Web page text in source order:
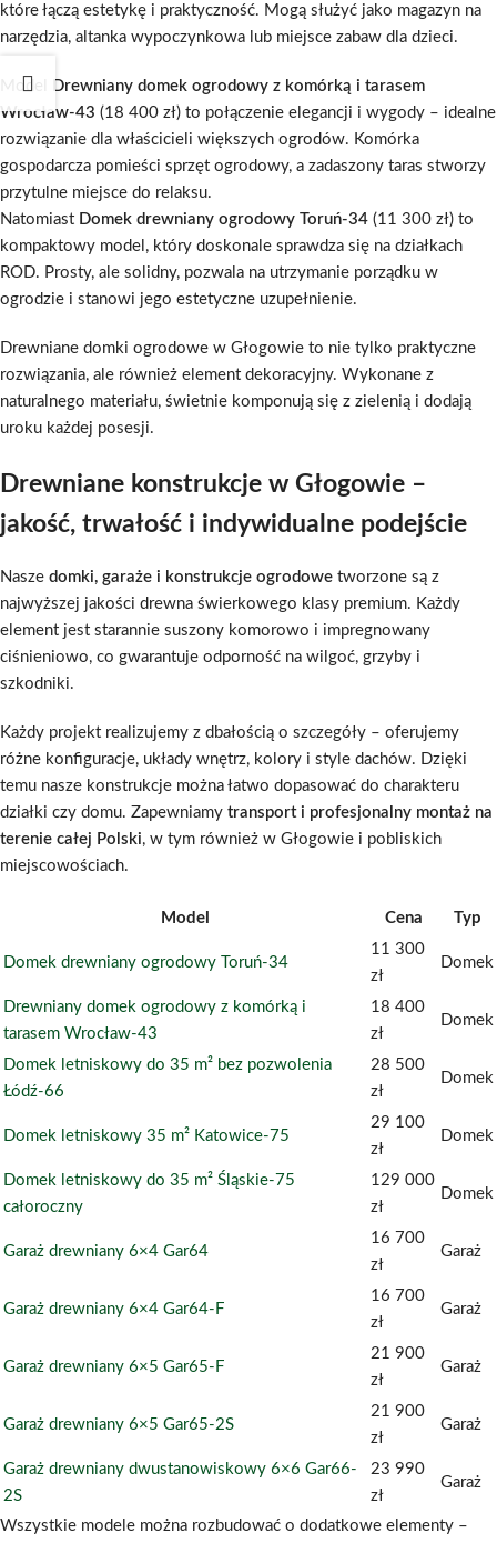
które łączą estetykę i praktyczność. Mogą służyć jako magazyn na
narzędzia, altanka wypoczynkowa lub miejsce zabaw dla dzieci.
Drewniany domek ogrodowy z komórką i tarasem
Wrocław-43 (18 400 zł) to połączenie elegancji i wygody – idealne
rozwiązanie dla właścicieli większych ogrodów. Komórka
gospodarcza pomieści sprzęt ogrodowy, a zadaszony taras stworzy
przytulne miejsce do relaksu.
Natomiast Domek drewniany ogrodowy Toruń-34 (11 300 zł) to
kompaktowy model, który doskonale sprawdza się na działkach
ROD. Prosty, ale solidny, pozwala na utrzymanie porządku w
ogrodzie i stanowi jego estetyczne uzupełnienie.
Drewniane domki ogrodowe w Głogowie to nie tylko praktyczne
rozwiązania, ale również element dekoracyjny. Wykonane z
naturalnego materiału, świetnie komponują się z zielenią i dodają
uroku każdej posesji.
Drewniane konstrukcje w Głogowie –
jakość, trwałość i indywidualne podejście
Nasze domki, garaże i konstrukcje ogrodowe tworzone są z
najwyższej jakości drewna świerkowego klasy premium. Każdy
element jest starannie suszony komorowo i impregnowany
ciśnieniowo, co gwarantuje odporność na wilgoć, grzyby i
szkodniki.
Każdy projekt realizujemy z dbałością o szczegóły – oferujemy
różne konfiguracje, układy wnętrz, kolory i style dachów. Dzięki
temu nasze konstrukcje można łatwo dopasować do charakteru
działki czy domu. Zapewniamy transport i profesjonalny montaż na
terenie całej Polski, w tym również w Głogowie i pobliskich
miejscowościach.
Model Cena Typ
Domek drewniany ogrodowy Toruń-34
11 300
zł
Domek
Drewniany domek ogrodowy z komórką i
tarasem Wrocław-43
18 400
zł
Domek
Domek letniskowy do 35 m² bez pozwolenia
Łódź-66
28 500
zł
Domek
Domek letniskowy 35 m² Katowice-75
29 100
zł
Domek
Domek letniskowy do 35 m² Śląskie-75
całoroczny
129 000
zł
Domek
Garaż drewniany 6×4 Gar64
16 700
zł
Garaż
Garaż drewniany 6×4 Gar64-F
16 700
zł
Garaż
Garaż drewniany 6×5 Gar65-F
21 900
zł
Garaż
Garaż drewniany 6×5 Gar65-2S
21 900
zł
Garaż
Garaż drewniany dwustanowiskowy 6×6 Gar66-
2S
23 990
zł
Garaż
Wszystkie modele można rozbudować o dodatkowe elementy –